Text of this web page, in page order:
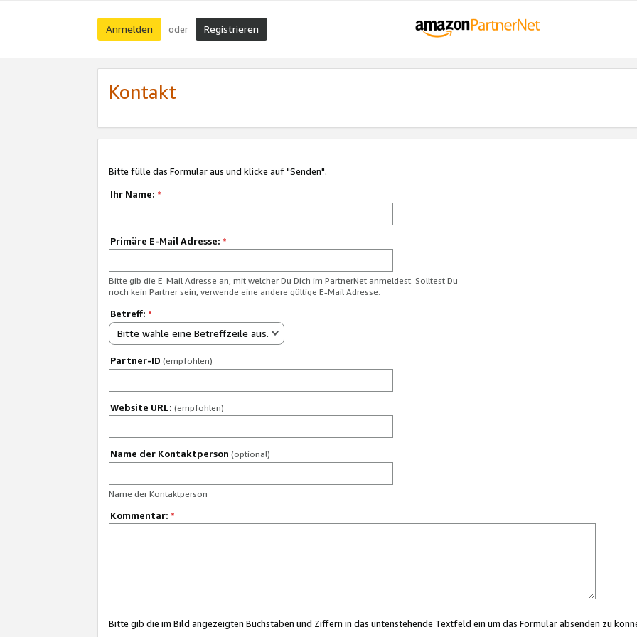
Anmelden oder Registrieren
Kontakt
Bitte fülle das Formular aus und klicke auf "Senden".
Ihr Name: *
Primäre E-Mail Adresse: *
Bitte gib die E-Mail Adresse an, mit welcher Du Dich im PartnerNet anmeldest. Solltest Du
noch kein Partner sein, verwende eine andere gültige E-Mail Adresse.
Betreff: *
Bitte wähle eine Betreffzeile aus.
Partner-ID (empfohlen)
Website URL: (empfohlen)
Name der Kontaktperson (optional)
Name der Kontaktperson
Kommentar: *
Bitte gib die im Bild angezeigten Buchstaben und Ziffern in das untenstehende Textfeld ein um das Formular absenden zu